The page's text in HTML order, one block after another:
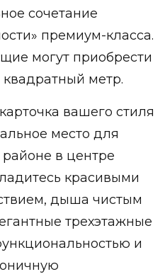
сочетание
премиум-класса.
могут приобрести
квадратный метр.
вашего стиля
место для
в центре
красивыми
дыша чистым
трехэтажные
и